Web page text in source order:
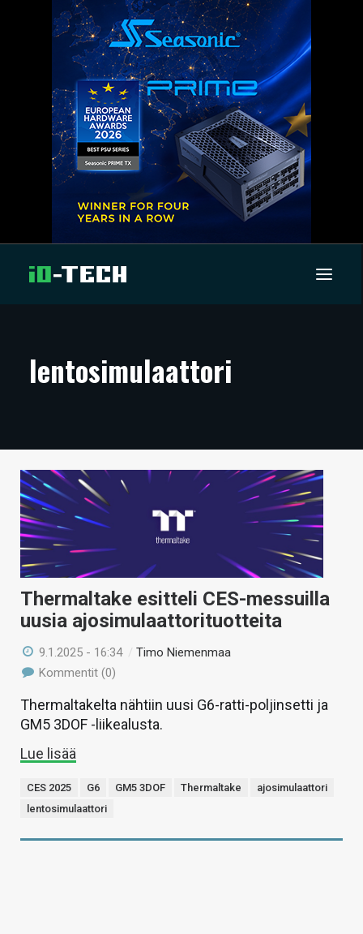
ARTIKKELIT
TECHBBS
TIETOA
HINTA.FI
KAUPPA
VAIHDA TEEMA
HAKU
lentosimulaattori
Thermaltake esitteli CES-messuilla
uusia ajosimulaattorituotteita
9.1.2025 - 16:34 /Timo Niemenmaa
Kommentit (0)
Thermaltakelta nähtiin uusi G6-ratti-poljinsetti ja
GM5 3DOF -liikealusta.
Lue lisää
CES 2025 G6 GM5 3DOF Thermaltake
ajosimulaattori
lentosimulaattori